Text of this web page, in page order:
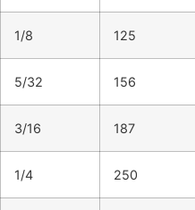
1/8 125
5/32 156
3/16 187
1/4 250